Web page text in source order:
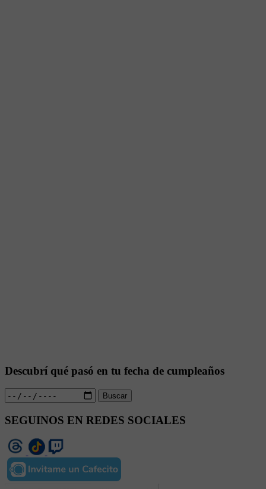
Descubrí qué pasó en tu fecha de cumpleaños
Buscar
SEGUINOS EN REDES SOCIALES